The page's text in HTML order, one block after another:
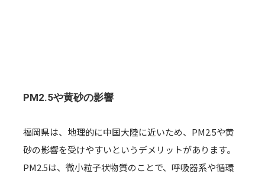
PM2.5や黄砂の影響
福岡県は、地理的に中国大陸に近いため、PM2.5や黄
砂の影響を受けやすいというデメリットがあります。
PM2.5は、微小粒子状物質のことで、呼吸器系や循環